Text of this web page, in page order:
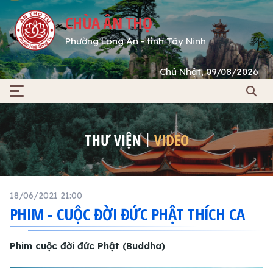
CHÙA ÂN THỌ
Phường Long An - tỉnh Tây Ninh
Chủ Nhật, 09/08/2026
THƯ VIỆN VIDEO
18/06/2021 21:00
PHIM - CUỘC ĐỜI ĐỨC PHẬT THÍCH CA
Phim cuộc đời đức Phật (Buddha)